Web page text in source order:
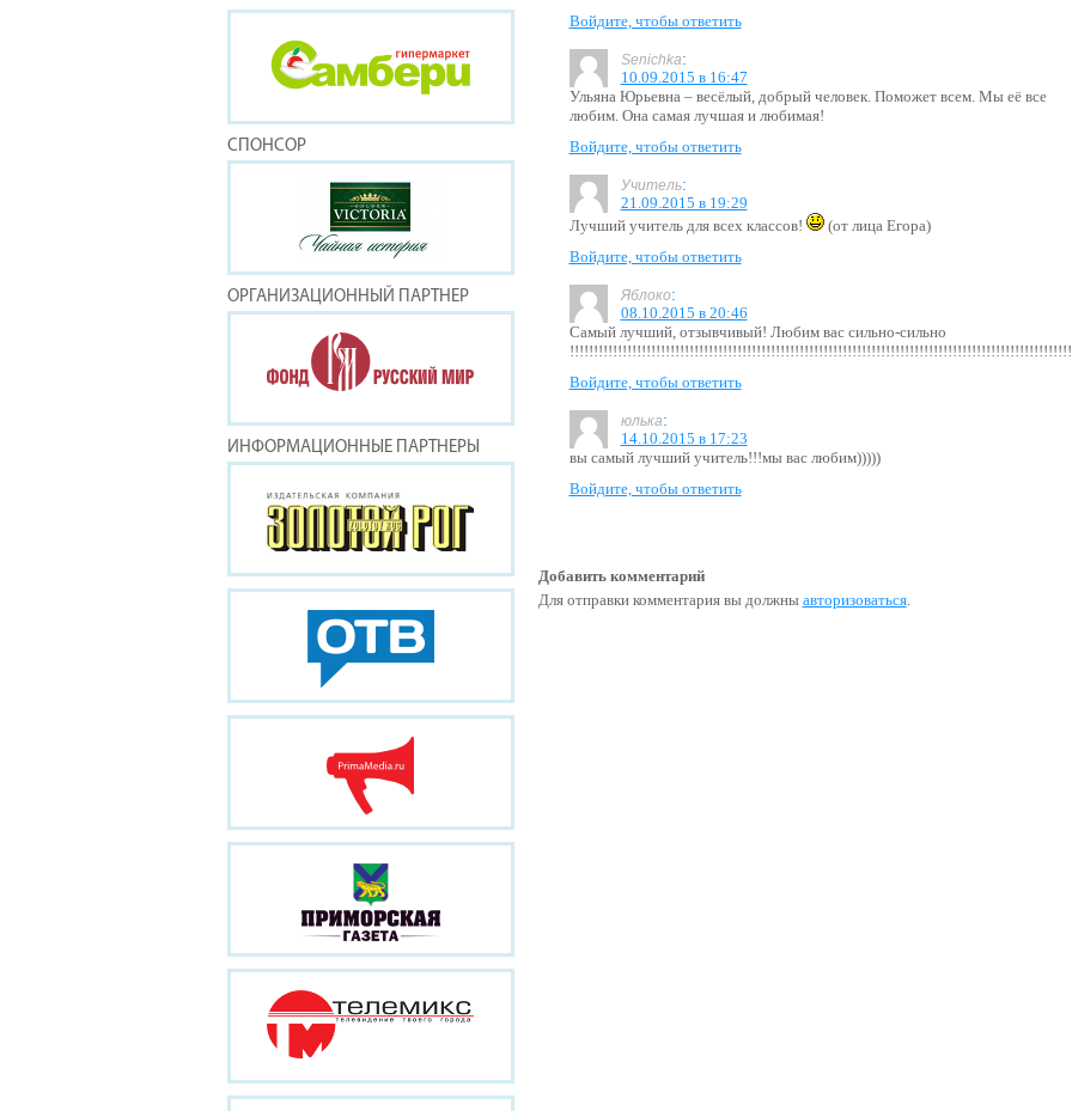
СПОНСОР
ОРГАНИЗАЦИОННЫЙ ПАРТНЕР
ИНФОРМАЦИОННЫЕ ПАРТНЕРЫ
Войдите, чтобы ответить
Senichka:
10.09.2015 в 16:47
Ульяна Юрьевна – весёлый, добрый человек. Поможет всем. Мы её все
любим. Она самая лучшая и любимая!
Войдите, чтобы ответить
Учитель:
21.09.2015 в 19:29
Лучший учитель для всех классов!
(от лица Егора)
Войдите, чтобы ответить
Яблоко:
08.10.2015 в 20:46
Самый лучший, отзывчивый! Любим вас сильно-сильно
Войдите, чтобы ответить
юлька:
14.10.2015 в 17:23
вы самый лучший учитель!!!мы вас любим)))))
Войдите, чтобы ответить
Добавить комментарий
Для отправки комментария вы должны авторизоваться.